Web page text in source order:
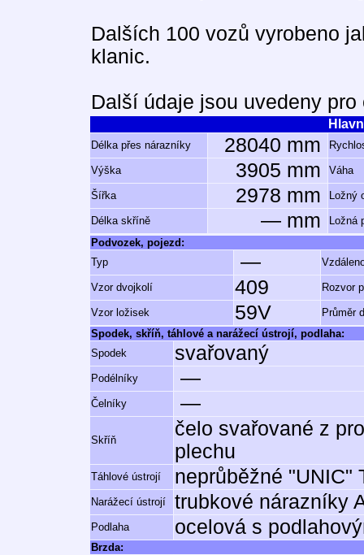
Dalších 100 vozů vyrobeno
klanic.
Další údaje jsou uvedeny
Délka přes nárazníky 28040 mm
Výška 3905 mm Váha
Šířka 2978 mm Ložný
Délka skříně — mm
Ložná
Podvozek, pojezd:
Typ
—
Vzor dvojkolí 409 Rozvor
Vzor ložisek 59V
Průměr
Spodek, skříň, táhlové a narážecí ústrojí, podlaha:
Spodek
svařovaný
Podélníky —
Čelníky —
Skříň
čelo svařované z
plechu
Táhlové ústrojí neprůběžné "UNIC"
Narážecí ústrojí trubkové nárazníky
Podlaha ocelová s
Brzda: